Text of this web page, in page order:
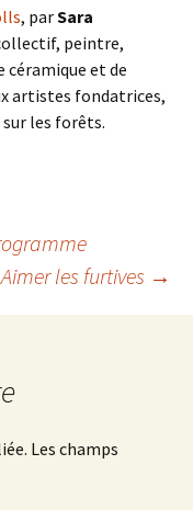
, parSara
peintre,
céramique et de
artistes fondatrices,
les forêts.
Aimer les furtives →
Les champs